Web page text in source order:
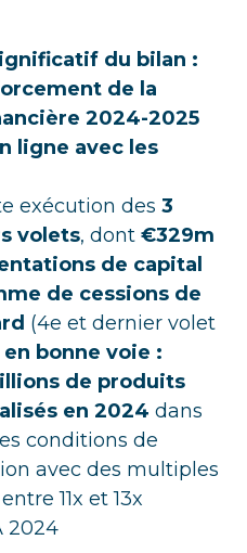
du bilan :
de la
2024-2025
ligne avec les
exécution des 3
volets, dont €329m
de capital
de cessions de
(4e et dernier volet
en bonne voie :
de produits
en 2024 dans
conditions de
avec des multiples
11x et 13x
2024